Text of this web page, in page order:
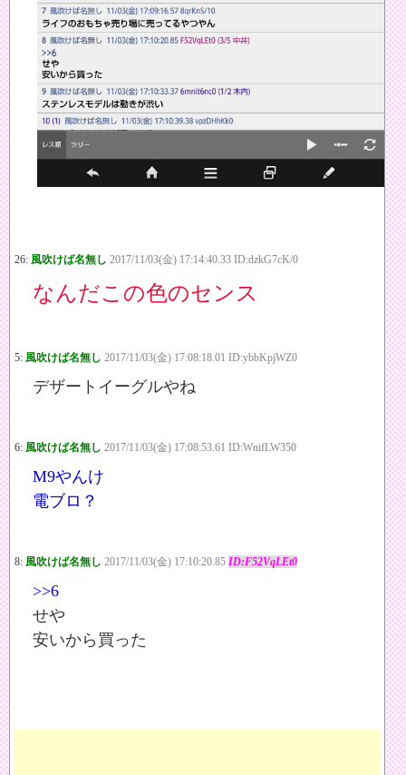
26: 風吹けば名無し 2017/11/03(金) 17:14:40.33 ID:dzkG7cK/0
なんだこの色のセンス
5: 風吹けば名無し 2017/11/03(金) 17:08:18.01 ID:ybbKpjWZ0
デザートイーグルやね
6: 風吹けば名無し 2017/11/03(金) 17:08:53.61 ID:WnifLW350
M9やんけ
電ブロ？
8: 風吹けば名無し 2017/11/03(金) 17:10:20.85 ID:F52VqLEt0
>>6
せや
安いから買った